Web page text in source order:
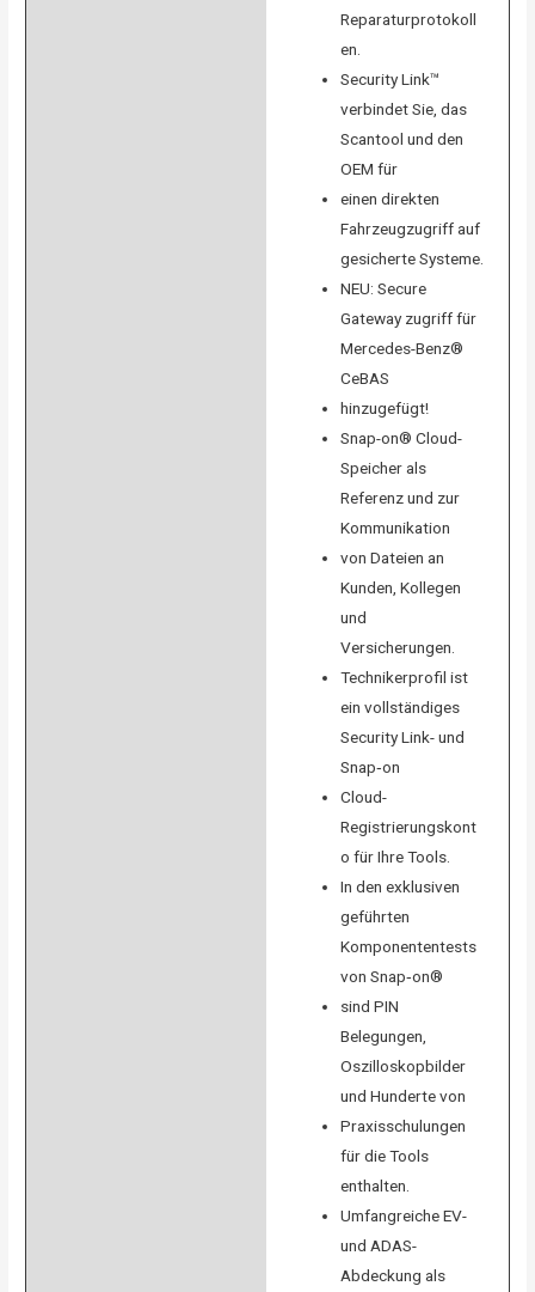
Reparaturprotokoll
en.
Security Link™
verbindet Sie, das
Scantool und den
OEM für
einen direkten
Fahrzeugzugriff auf
gesicherte Systeme.
NEU: Secure
Gateway zugriff für
Mercedes-Benz®
CeBAS
hinzugefügt!
Snap-on® Cloud-
Speicher als
Referenz und zur
Kommunikation
von Dateien an
Kunden, Kollegen
und
Versicherungen.
Technikerprofil ist
ein vollständiges
Security Link- und
Snap‑on
Cloud-
Registrierungskont
o für Ihre Tools.
In den exklusiven
geführten
Komponententests
von Snap‑on®
sind PIN
Belegungen,
Oszilloskopbilder
und Hunderte von
Praxisschulungen
für die Tools
enthalten.
Umfangreiche EV-
und ADAS-
Abdeckung als